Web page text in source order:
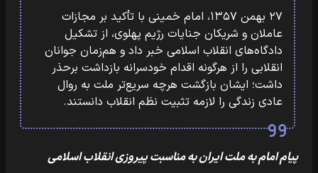
۲۷ بهمن ۱۳۵۷، امام خمینی با تأکید بر مجازات
عاملان و شریکان جنایات رژیم پهلوی، از تشکیل
دادگاه‌های انقلاب اسلامی خبر داد و هم‌زمان جوانان
انقلابی را از هرگونه اقدام خودسرانه بازداشت برحذر
داشت؛ ایشان بازگشت هرچه سریع‌تر ملت به روال
عادی زندگی را لازمه تثبیت نظم انقلاب دانستند.
پیام امام به ملت ایران به مناسبت پیروزی انقلاب اسلامی